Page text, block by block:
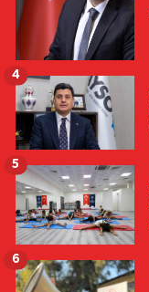
4
5
6